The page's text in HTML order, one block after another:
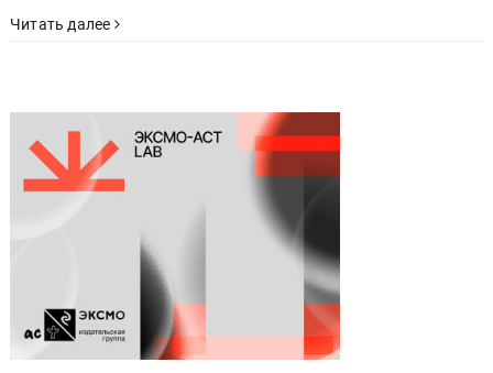
Читать далее